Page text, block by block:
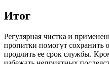
Итог
Регулярная чистка и
пропитки помогут сохранить
продлить ее срок службы.